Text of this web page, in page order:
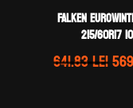
Falken
215/60R17
641.83lei